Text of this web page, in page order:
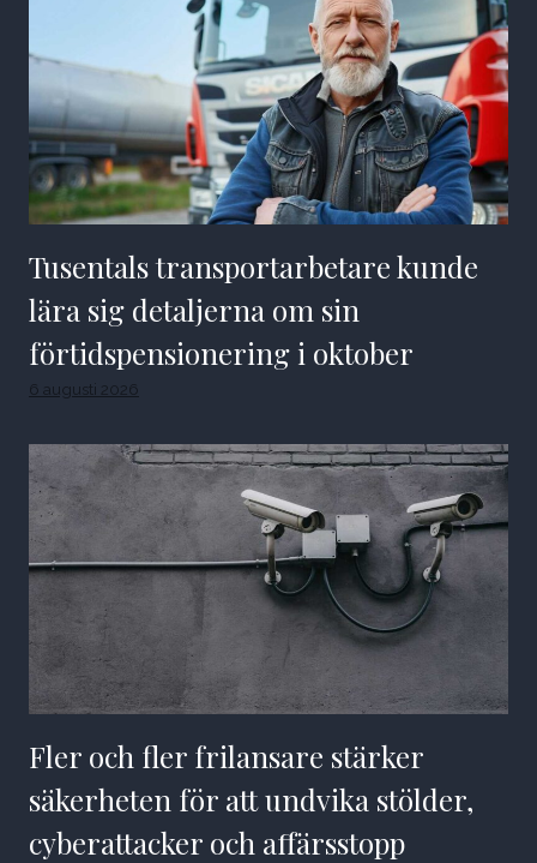
Tusentals transportarbetare kunde
lära sig detaljerna om sin
förtidspensionering i oktober
6 augusti 2026
Fler och fler frilansare stärker
säkerheten för att undvika stölder,
cyberattacker och affärsstopp